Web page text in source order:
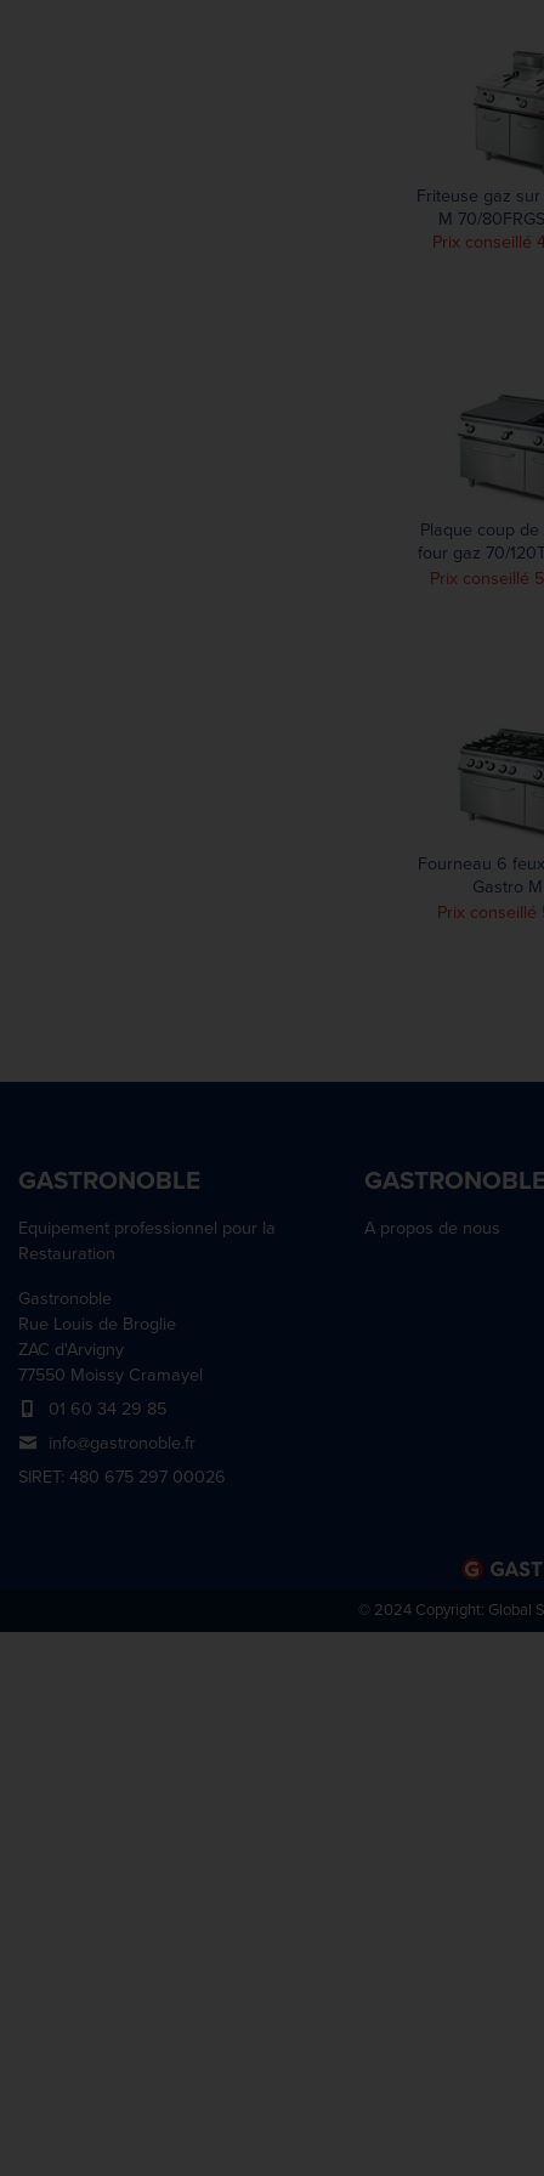
Friteuse gaz
M 70/
Prix conseillé
Plaque coup
four gaz 70/
M
Prix conseillé
Fourneau 6
Gastro
GM70/
Prix conseillé
GASTRONOBLE
Equipement professionnel pour la
Restauration
Gastronoble
Rue Louis de Broglie
ZAC d'Arvigny
77550 Moissy Cramayel
01 60 34 29 85
info@gastronoble.fr
SIRET: 480 675 297 00026
A propos de nous
© 2024 Copyright: Global